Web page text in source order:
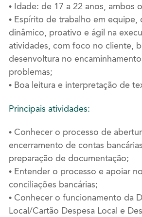
• Idade: de 17 a 22 anos, ambos
• Espírito de trabalho em equipe,
dinâmico, proativo e ágil na
atividades, com foco no cliente,
desenvoltura no
problemas;
• Boa leitura e interpretação de
Principais atividades:
• Conhecer o processo de
encerramento de contas
preparação de documentação;
• Entender o processo e apoiar
conciliações bancárias;
• Conhecer o funcionamento da
Local/Cartão Despesa Local e